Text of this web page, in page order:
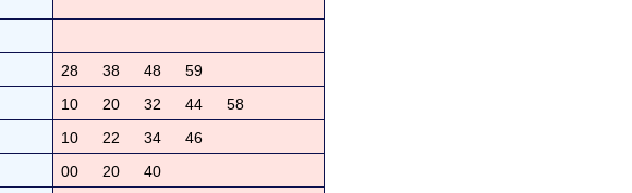
28 38 48
59
10 20 32 44
58
10 22 34
46
00 20
40